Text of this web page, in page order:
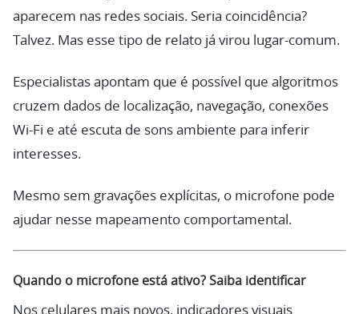
aparecem nas redes sociais. Seria coincidência?
Talvez. Mas esse tipo de relato já virou lugar-comum.
Especialistas apontam que é possível que algoritmos
cruzem dados de localização, navegação, conexões
Wi-Fi e até escuta de sons ambiente para inferir
interesses.
Mesmo sem gravações explícitas, o microfone pode
ajudar nesse mapeamento comportamental.
Quando o microfone está ativo? Saiba identificar
Nos celulares mais novos, indicadores visuais